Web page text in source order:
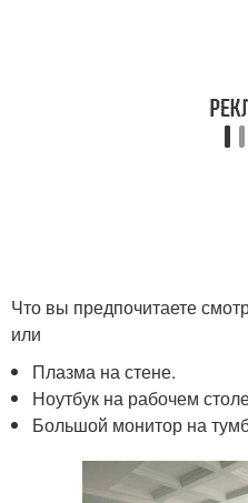
Что вы предпочитаете
или
Плазма на стене.
Ноутбук на рабочем
Большой монитор на